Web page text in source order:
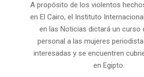
A propósito de los violentos
en El Cairo, el Instituto
en las Noticias dictará un curso
personal a las mujeres
interesadas y se encuentren
en Egipto.